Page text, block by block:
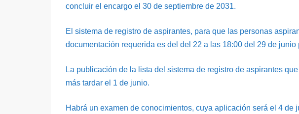
concluir el encargo el 30 de septiembre de 2031.
El sistema de registro de aspirantes, para que las personas
documentación requerida es del del 22 a las 18:00 del 29 de junio
La publicación de la lista del sistema de registro de aspirantes
más tardar el 1 de junio.
Habrá un examen de conocimientos, cuya aplicación será el 4 de